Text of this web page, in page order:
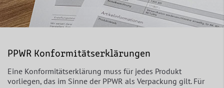
PPWR Konformitätserklärungen
Eine Konformitätserklärung muss für jedes Produkt
vorliegen, das im Sinne der PPWR als Verpackung gilt. Für